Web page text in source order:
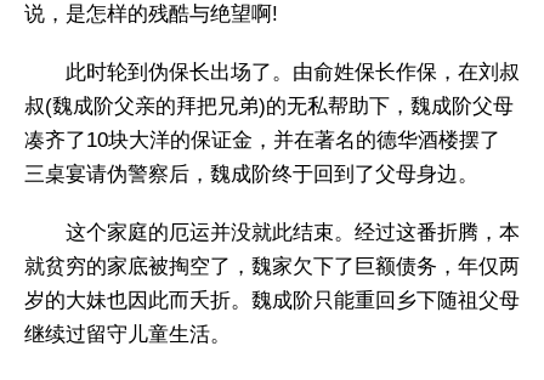
说，是怎样的残酷与绝望啊!
此时轮到伪保长出场了。由俞姓保长作保，在刘叔
叔(魏成阶父亲的拜把兄弟)的无私帮助下，魏成阶父母
凑齐了10块大洋的保证金，并在著名的德华酒楼摆了
三桌宴请伪警察后，魏成阶终于回到了父母身边。
这个家庭的厄运并没就此结束。经过这番折腾，本
就贫穷的家底被掏空了，魏家欠下了巨额债务，年仅两
岁的大妹也因此而夭折。魏成阶只能重回乡下随祖父母
继续过留守儿童生活。